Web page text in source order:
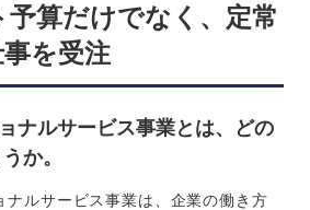
算だけでなく、定常
を受注
ナルサービス事業とは、どの
か。
ルサービス事業は、企業の働き方